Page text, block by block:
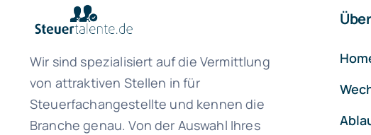
Wir sind spezialisiert auf die Vermittlung
von attraktiven Stellen in für
Steuerfachangestellte und kennen die
Branche genau. Von der Auswahl Ihres